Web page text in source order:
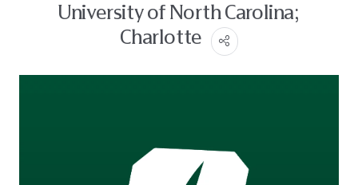
University of North Carolina;
Charlotte